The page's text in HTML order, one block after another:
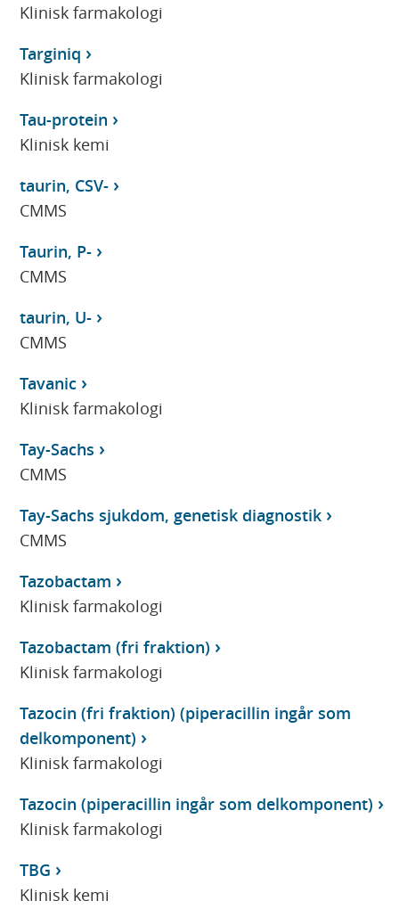
Klinisk farmakologi
Targiniq
Klinisk farmakologi
Tau-protein
Klinisk kemi
taurin, CSV-
CMMS
Taurin, P-
CMMS
taurin, U-
CMMS
Tavanic
Klinisk farmakologi
Tay-Sachs
CMMS
Tay-Sachs sjukdom, genetisk diagnostik
CMMS
Tazobactam
Klinisk farmakologi
Tazobactam (fri fraktion)
Klinisk farmakologi
Tazocin (fri fraktion) (piperacillin ingår som
delkomponent)
Klinisk farmakologi
Tazocin (piperacillin ingår som delkomponent)
Klinisk farmakologi
TBG
Klinisk kemi